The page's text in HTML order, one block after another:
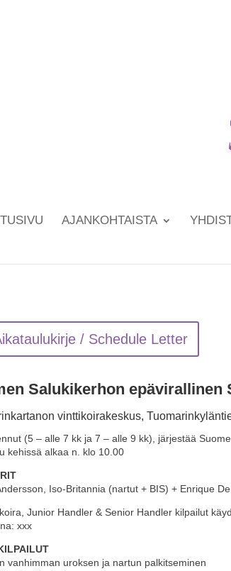
AJANKOHTAISTA
/ Schedule Letter
Salukikerhon epävirallinen
vinttikoirakeskus,
(5 – alle 7 kk ja 7 – alle 9 kk), järjestää
kehissä alkaa n. klo 10.00
Iso-Britannia (nartut + BIS) + Enrique
Junior Handler & Senior Handler kilpailut
xxx
vanhimman uroksen ja nartun palkitseminen